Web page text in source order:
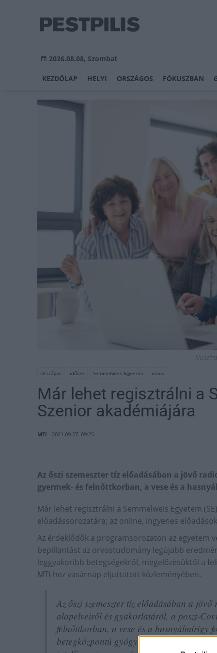
2026.08.08, Szombat
KEZDŐLAP HELYI ORSZÁGOS FÓKUSZBAN
Országos idősek Semmelweis Egyetem orvos
Már lehet regisztrálni a
Szenior akadémiájára
MTI 2021.09.27. 09:25
Az őszi szemeszter tíz előadásában a jövő
gyermek- és felnőttkorban, a vese és a
Már lehet regisztrálni a Semmelweis Egyetem
előadássorozatára; az online, ingyenes
Az érdeklődők a programsorozaton az egyetem
bepillantást az orvostudomány legújabb
leggyakoribb betegségekről, megelőzésüktől a
MTI-hez vasárnap eljuttatott közleményében.
Az őszi szemeszter tíz előadásában a
alapelveiről és gyakorlatáról, a poszt-
felnőttkorban, a vese és a hasnyálmirigy
betegközpontú gyógyszeradagolási